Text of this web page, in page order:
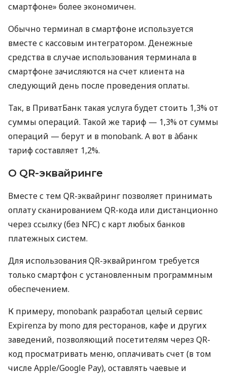
смартфоне» более экономичен.
Обычно терминал в смартфоне используется
вместе с кассовым интегратором. Денежные
средства в случае использования терминала в
смартфоне зачисляются на счет клиента на
следующий день после проведения оплаты.
Так, в ПриватБанк такая услуга будет стоить 1,3% от
суммы операций. Такой же тариф — 1,3% от суммы
операций — берут и в monobank. А вот в àбанк
тариф составляет 1,2%.
О QR-эквайринге
Вместе с тем QR-эквайринг позволяет принимать
оплату сканированием QR-кода или дистанционно
через ссылку (без NFC) с карт любых банков
платежных систем.
Для использования QR-эквайрингом требуется
только смартфон с установленным программным
обеспечением.
К примеру, monobank разработал целый сервис
Expirenza by mono для ресторанов, кафе и других
заведений, позволяющий посетителям через QR-
код просматривать меню, оплачивать счет (в том
числе Apple/Google Pay), оставлять чаевые и